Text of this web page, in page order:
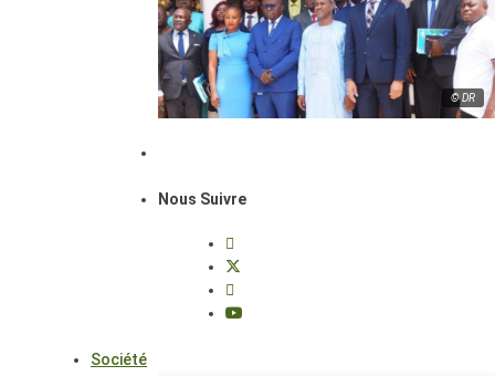
© DR
Nous Suivre
Société